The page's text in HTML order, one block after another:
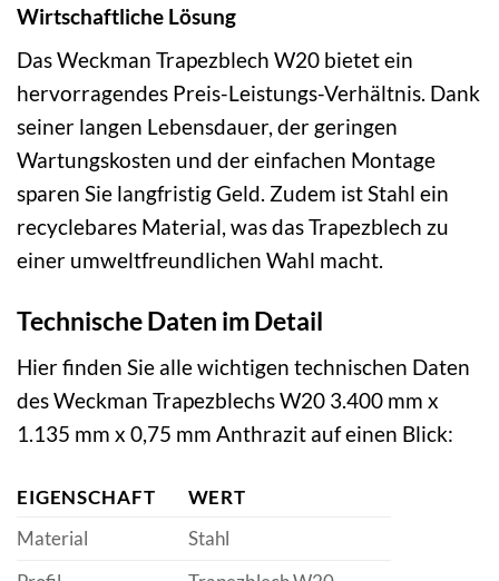
Wirtschaftliche Lösung
Das Weckman Trapezblech W20 bietet ein
hervorragendes Preis-Leistungs-Verhältnis. Dank
seiner langen Lebensdauer, der geringen
Wartungskosten und der einfachen Montage
sparen Sie langfristig Geld. Zudem ist Stahl ein
recyclebares Material, was das Trapezblech zu
einer umweltfreundlichen Wahl macht.
Technische Daten im Detail
Hier finden Sie alle wichtigen technischen Daten
des Weckman Trapezblechs W20 3.400 mm x
1.135 mm x 0,75 mm Anthrazit auf einen Blick:
EIGENSCHAFT
WERT
Material
Stahl